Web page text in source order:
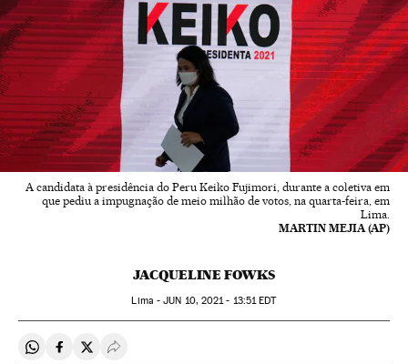
A candidata à presidência do Peru Keiko Fujimori, durante a coletiva em
que pediu a impugnação de meio milhão de votos, na quarta-feira, em
Lima.
MARTIN MEJIA (AP)
JACQUELINE FOWKS
Lima -JUN 10, 2021 - 13:51EDT
Compartir en Whatsapp
Compartir en Facebook
Compartir en Twitter
Desplegar Redes Sociales